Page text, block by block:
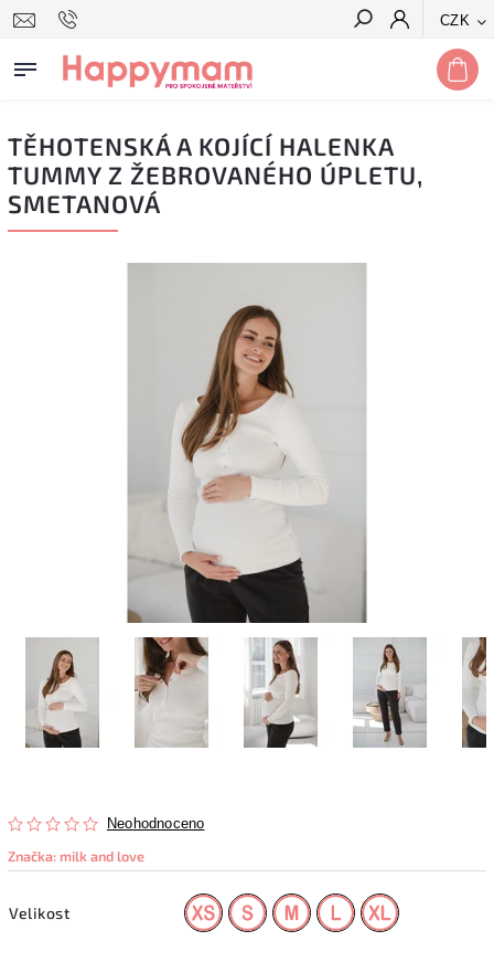
CZK
Hledat
TĚHOTENSKÁ A KOJÍCÍ HALENKA
TUMMY Z ŽEBROVANÉHO ÚPLETU,
SMETANOVÁ
Neohodnoceno
Značka: milk and love
Velikost